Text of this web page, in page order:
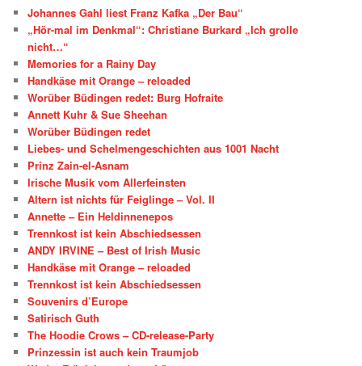
Johannes Gahl liest Franz Kafka „Der Bau“
„Hör-mal im Denkmal“: Christiane Burkard „Ich grolle
nicht…“
Memories for a Rainy Day
Handkäse mit Orange – reloaded
Worüber Büdingen redet: Burg Hofraite
Annett Kuhr & Sue Sheehan
Worüber Büdingen redet
Liebes- und Schelmengeschichten aus 1001 Nacht
Prinz Zain-el-Asnam
Irische Musik vom Allerfeinsten
Altern ist nichts für Feiglinge – Vol. II
Annette – Ein Heldinnenepos
Trennkost ist kein Abschiedsessen
ANDY IRVINE – Best of Irish Music
Handkäse mit Orange – reloaded
Trennkost ist kein Abschiedsessen
Souvenirs d’Europe
Satirisch Guth
The Hoodie Crows – CD-release-Party
Prinzessin ist auch kein Traumjob